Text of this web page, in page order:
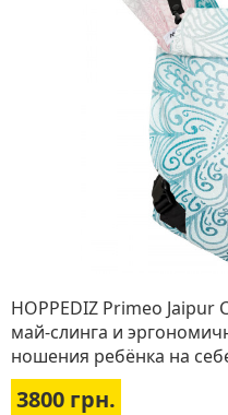
HOPPEDIZ Primeo
май-слинга и
ношения ребёнка на
3800 грн.